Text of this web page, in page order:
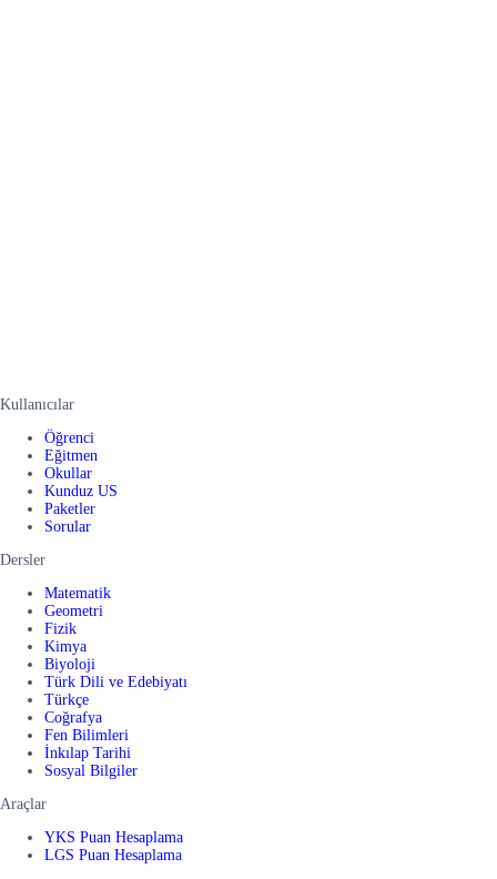
Kullanıcılar
Öğrenci
Eğitmen
Okullar
Kunduz US
Paketler
Sorular
Dersler
Matematik
Geometri
Fizik
Kimya
Biyoloji
Türk Dili ve Edebiyatı
Türkçe
Coğrafya
Fen Bilimleri
İnkılap Tarihi
Sosyal Bilgiler
Araçlar
YKS Puan Hesaplama
LGS Puan Hesaplama